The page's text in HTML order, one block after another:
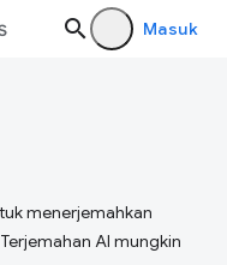
Masuk
menerjemahkan
AI mungkin